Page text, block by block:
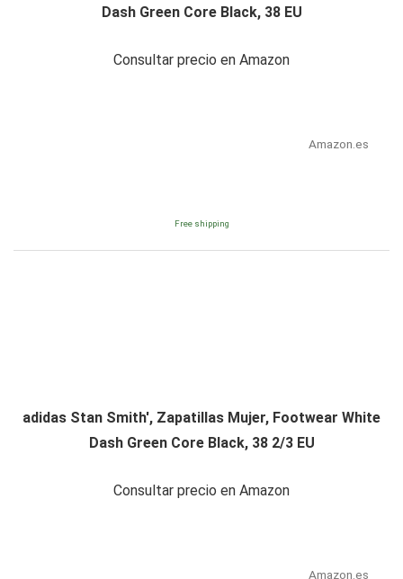
Dash Green Core Black, 38 EU
Consultar precio en Amazon
Amazon.es
Free shipping
adidas Stan Smith', Zapatillas Mujer, Footwear White
Dash Green Core Black, 38 2/3 EU
Consultar precio en Amazon
Amazon.es